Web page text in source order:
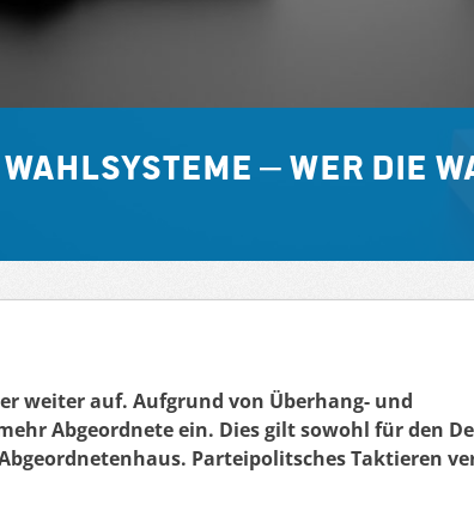
– Wer die
weiter auf. Aufgrund von Überhang- und
Abgeordnete ein. Dies gilt sowohl für den
Parteipolitsches Taktieren